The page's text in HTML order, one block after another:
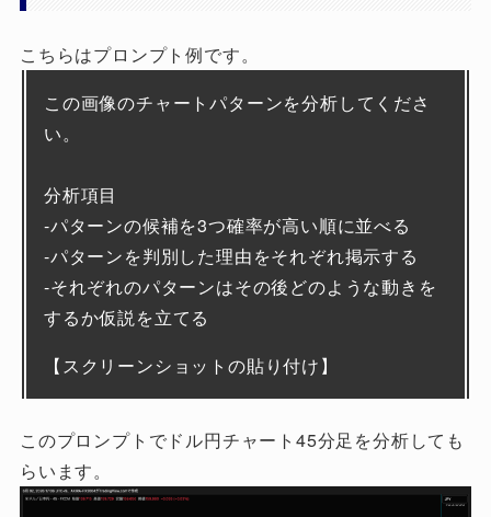
こちらはプロンプト例です。
この画像のチャートパターンを分析してくださ
い。
分析項目
-パターンの候補を3つ確率が高い順に並べる
-パターンを判別した理由をそれぞれ掲示する
-それぞれのパターンはその後どのような動きを
するか仮説を立てる
【スクリーンショットの貼り付け】
このプロンプトでドル円チャート45分足を分析しても
らいます。